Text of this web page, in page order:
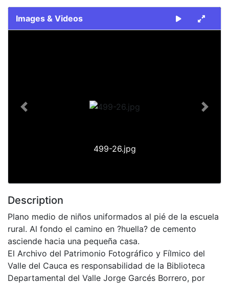
Images & Videos
499-26.jpg
Previous Next
Description
Plano medio de niños uniformados al pié de la escuela
rural. Al fondo el camino en ?huella? de cemento
asciende hacia una pequeña casa.
El Archivo del Patrimonio Fotográfico y Fílmico del
Valle del Cauca es responsabilidad de la Biblioteca
Departamental del Valle Jorge Garcés Borrero, por